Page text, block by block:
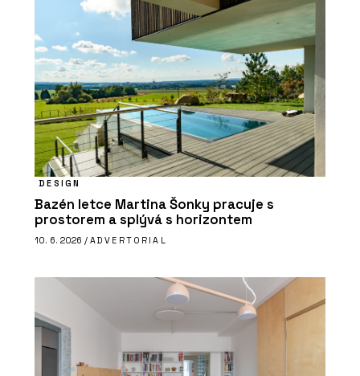
DESIGN
Bazén letce Martina Šonky pracuje s
prostorem a splývá s horizontem
10. 6. 2026 / ADVERTORIAL